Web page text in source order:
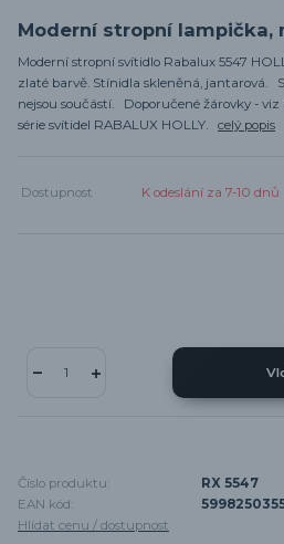
Moderní stropní lampička,
Moderní stropní svítidlo Rabalux 5547
zlaté barvě. Stínidla skleněná, jantarová.
nejsou součástí. Doporučené žárovky -
série svítidel RABALUX HOLLY. celý popis
Dostupnost K odeslání za 7-10 dnů
Číslo produktu:
RX 5547
EAN kód:
Hlídat cenu / dostupnost